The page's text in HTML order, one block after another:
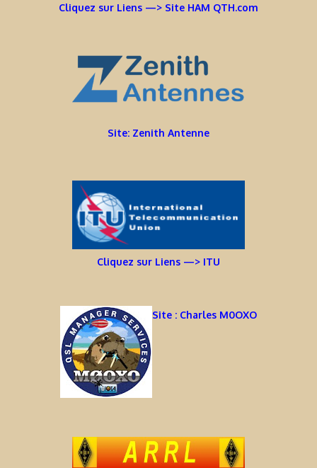
Cliquez sur Liens —> Site HAM QTH.com
Site: Zenith Antenne
Cliquez sur Liens —> ITU
Site : Charles M0OXO